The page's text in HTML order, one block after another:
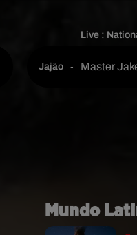
Live :
Jajão - Master
Mundo